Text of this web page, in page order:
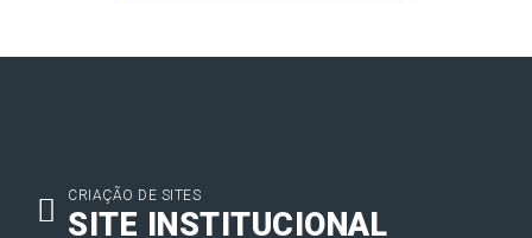
CRIAÇÃO DE SITES
SITE INSTITUCIONAL